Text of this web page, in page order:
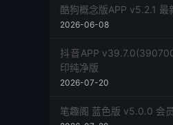
酷狗概念版APP v5.2.1 最
2026-06-08
抖音APP
印纯净版
2026-07-20
笔趣阁 蓝色版 v5.0.0 会